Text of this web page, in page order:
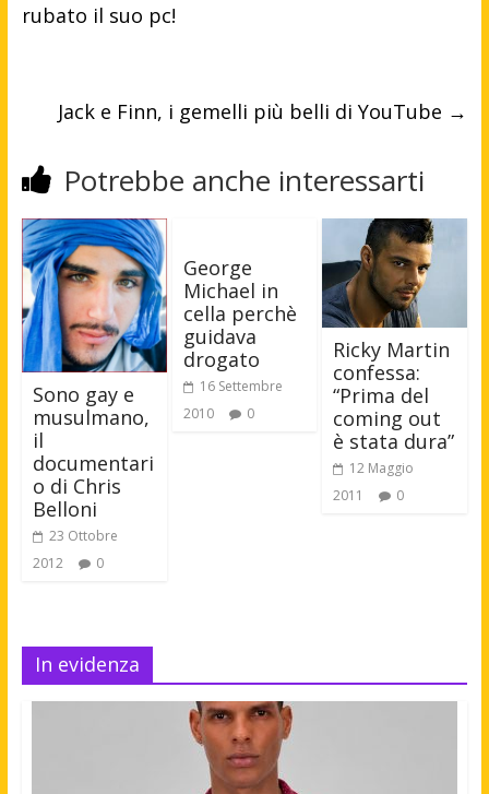
rubato il suo pc!
Jack e Finn, i gemelli più belli di YouTube →
Potrebbe anche interessarti
Sono gay e
musulmano,
il
documentari
o di Chris
Belloni
23 Ottobre
2012
0
George
Michael in
cella perchè
guidava
drogato
16 Settembre
2010
0
Ricky Martin
confessa:
“Prima del
coming out
è stata dura”
12 Maggio
2011
0
In evidenza